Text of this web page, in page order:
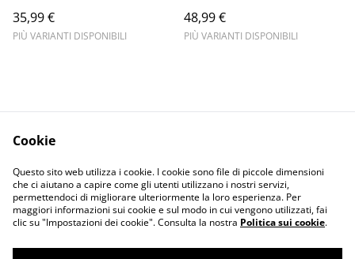
35,99 €
PIÙ VARIANTI DISPONIBILI
48,99 €
PIÙ VARIANTI DISPONIBILI
Informativa sulla
privacy
Terms and
conditions
Cookie
Questo sito web utilizza i cookie. I cookie sono file di piccole dimensioni
che ci aiutano a capire come gli utenti utilizzano i nostri servizi,
permettendoci di migliorare ulteriormente la loro esperienza. Per
maggiori informazioni sui cookie e sul modo in cui vengono utilizzati, fai
clic su "Impostazioni dei cookie". Consulta la nostra Politica sui cookie.